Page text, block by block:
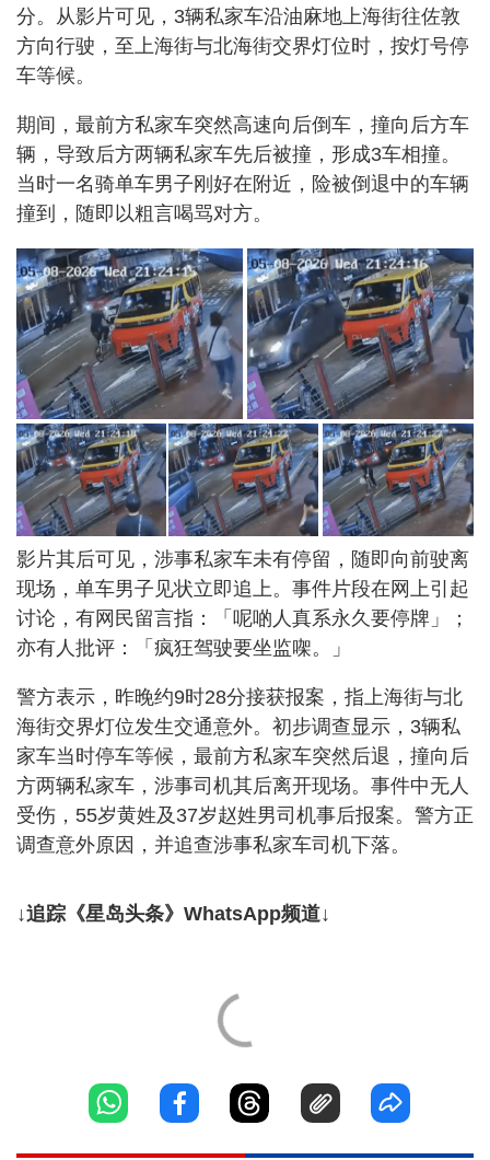
分。从影片可见，3辆私家车沿油麻地上海街往佐敦
方向行驶，至上海街与北海街交界灯位时，按灯号停
车等候。
期间，最前方私家车突然高速向后倒车，撞向后方车
辆，导致后方两辆私家车先后被撞，形成3车相撞。
当时一名骑单车男子刚好在附近，险被倒退中的车辆
撞到，随即以粗言喝骂对方。
影片其后可见，涉事私家车未有停留，随即向前驶离
现场，单车男子见状立即追上。事件片段在网上引起
讨论，有网民留言指：「呢啲人真系永久要停牌」；
亦有人批评：「疯狂驾驶要坐监㗎。」
警方表示，昨晚约9时28分接获报案，指上海街与北
海街交界灯位发生交通意外。初步调查显示，3辆私
家车当时停车等候，最前方私家车突然后退，撞向后
方两辆私家车，涉事司机其后离开现场。事件中无人
受伤，55岁黄姓及37岁赵姓男司机事后报案。警方正
调查意外原因，并追查涉事私家车司机下落。
↓追踪《星岛头条》WhatsApp频道↓